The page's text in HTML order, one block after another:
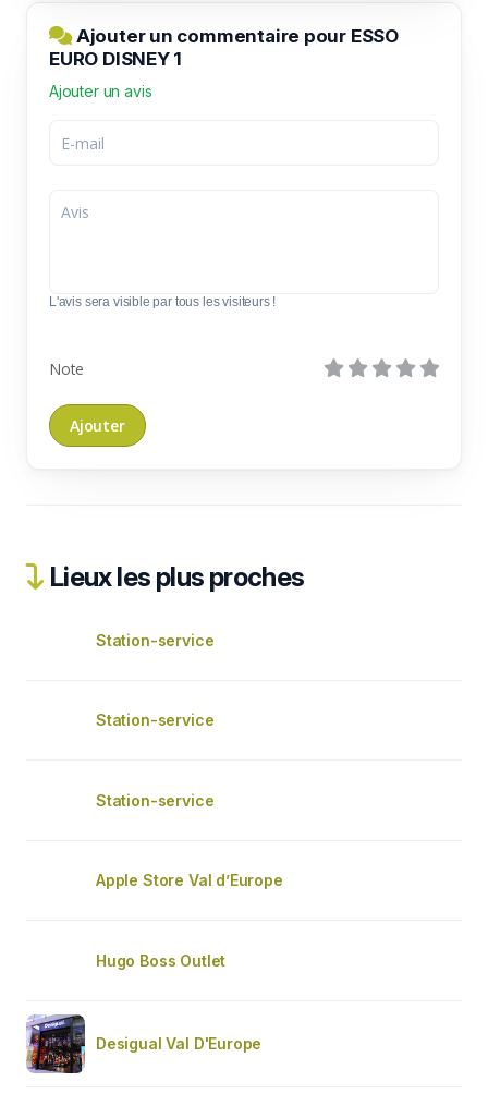
Ajouter un commentaire pour ESSO
EURO DISNEY 1
Ajouter un avis
L'avis sera visible par tous les visiteurs !
Note
Lieux les plus proches
Station-service
Station-service
Station-service
Apple Store Val d’Europe
Hugo Boss Outlet
Desigual Val D'Europe